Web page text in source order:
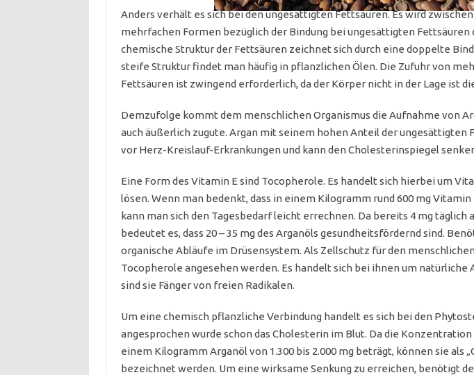
Anders verhält es sich bei den ungesättigten Fettsäuren. Es wird
mehrfachen Formen bezüglich der Bindung bei ungesättigten
chemische Struktur der Fettsäuren zeichnet sich durch eine doppelte
steife Struktur findet man häufig in pflanzlichen Ölen. Die Zufuhr von
Fettsäuren ist zwingend erforderlich, da der Körper nicht in der Lage ist
Demzufolge kommt dem menschlichen Organismus die Aufnahme von
auch äußerlich zugute. Argan mit seinem hohen Anteil der ungesättigten
vor Herz-Kreislauf-Erkrankungen und kann den Cholesterinspiegel
Eine Form des Vitamin E sind Tocopherole. Es handelt sich hierbei um
lösen. Wenn man bedenkt, dass in einem Kilogramm rund 600 mg
kann man sich den Tagesbedarf leicht errechnen. Da bereits 4 mg täglich
bedeutet es, dass 20 – 35 mg des Arganöls gesundheitsfördernd sind.
organische Abläufe im Drüsensystem. Als Zellschutz für den
Tocopherole angesehen werden. Es handelt sich bei ihnen um natürliche
sind sie Fänger von freien Radikalen.
Um eine chemisch pflanzliche Verbindung handelt es sich bei den
angesprochen wurde schon das Cholesterin im Blut. Da die
einem Kilogramm Arganöl von 1.300 bis 2.000 mg beträgt, können sie als
bezeichnet werden. Um eine wirksame Senkung zu erreichen, benötigt